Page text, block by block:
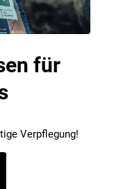
für
Verpflegung!